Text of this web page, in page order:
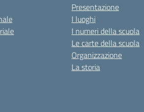
Presentazione
I luoghi
I numeri della scuola
Le carte della scuola
Organizzazione
La storia